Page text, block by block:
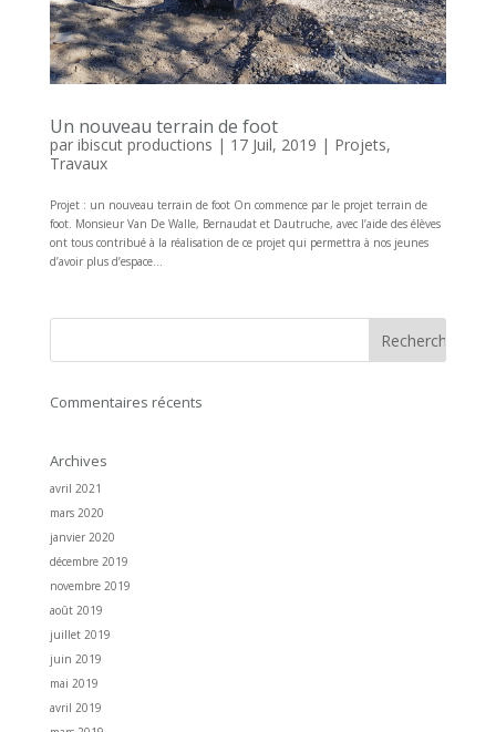
Un nouveau terrain de foot
par ibiscut productions | 17 Juil, 2019 | Projets,
Travaux
Projet : un nouveau terrain de foot On commence par le projet terrain de
foot. Monsieur Van De Walle, Bernaudat et Dautruche, avec l’aide des élèves
ont tous contribué à la réalisation de ce projet qui permettra à nos jeunes
d’avoir plus d’espace...
Commentaires récents
Archives
avril 2021
mars 2020
janvier 2020
décembre 2019
novembre 2019
août 2019
juillet 2019
juin 2019
mai 2019
avril 2019